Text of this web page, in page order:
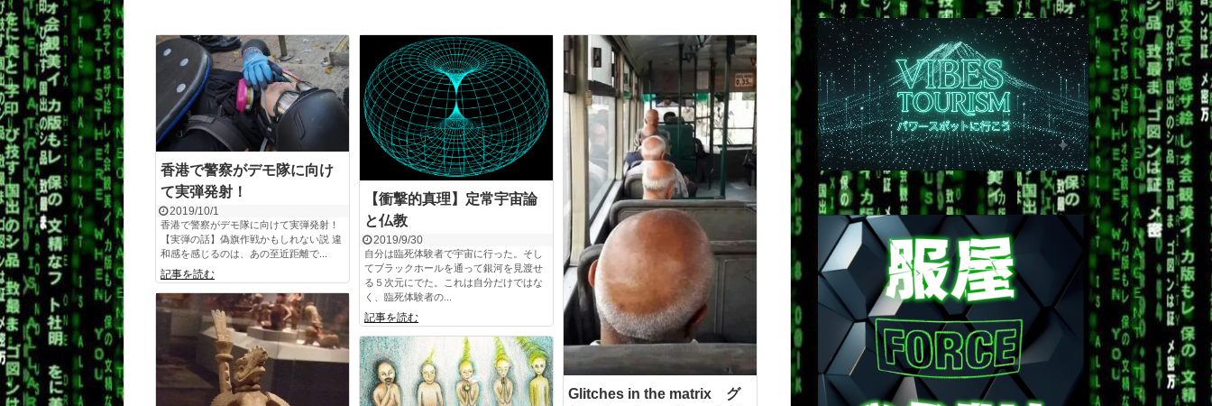
香港で警察がデモ隊に向け
て実弾発射！
2019/10/1
香港で警察がデモ隊に向けて実弾発射！
【実弾の話】偽旗作戦かもしれない説 違
和感を感じるのは、あの至近距離で...
記事を読む
【衝撃的真理】定常宇宙論
と仏教
2019/9/30
自分は臨死体験者で宇宙に行った。そし
てブラックホールを通って銀河を見渡せ
る５次元にでた。これは自分だけではな
く、臨死体験者の...
記事を読む
Glitches in the matrix グ